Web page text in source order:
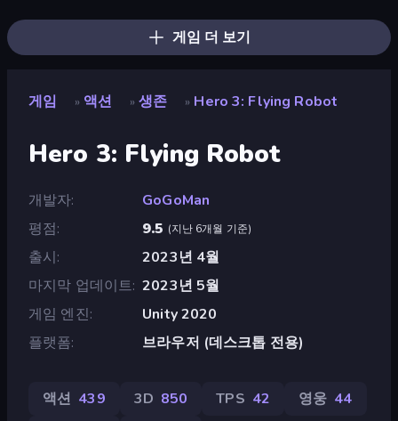
게임 더 보기
게임 » 액션 » 생존 » Hero 3: Flying Robot
Hero 3: Flying Robot
개발자
GoGoMan
평점
9.5 (지난 6개월 기준)
출시
2023년 4월
마지막 업데이트 2023년 5월
게임 엔진
Unity 2020
플랫폼
브라우저 (데스크톱 전용)
액션 439 3D 850 TPS 42 영웅 44